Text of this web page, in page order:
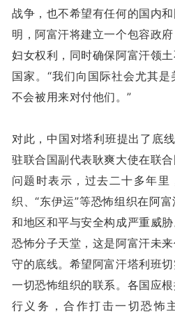
战争，也不希望有任何的国内
明，阿富汗将建立一个包容政
妇女权利，同时确保阿富汗领
国家。“我们向国际社会尤其
不会被用来对付他们。”
对此，中国对塔利班提出了底
驻联合国副代表耿爽大使在联
问题时表示，过去二十多年里
织、“东伊运”等恐怖组织在阿
和地区和平与安全构成严重威
恐怖分子天堂，这是阿富汗未
守的底线。希望阿富汗塔利班
一切恐怖组织的联系。各国应
行义务，合作打击一切恐怖